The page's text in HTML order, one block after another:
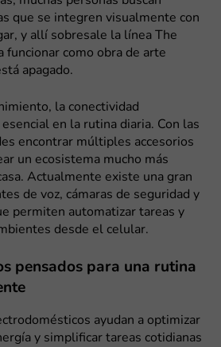
que se integren visualmente con
y allí sobresale la línea The
funcionar como obra de arte
apagado.
la conectividad
en la rutina diaria. Con las
encontrar múltiples accesorios
un ecosistema mucho más
Actualmente existe una gran
de voz, cámaras de seguridad y
permiten automatizar tareas y
desde el celular.
pensados para una rutina
ayudan a optimizar
y simplificar tareas cotidianas